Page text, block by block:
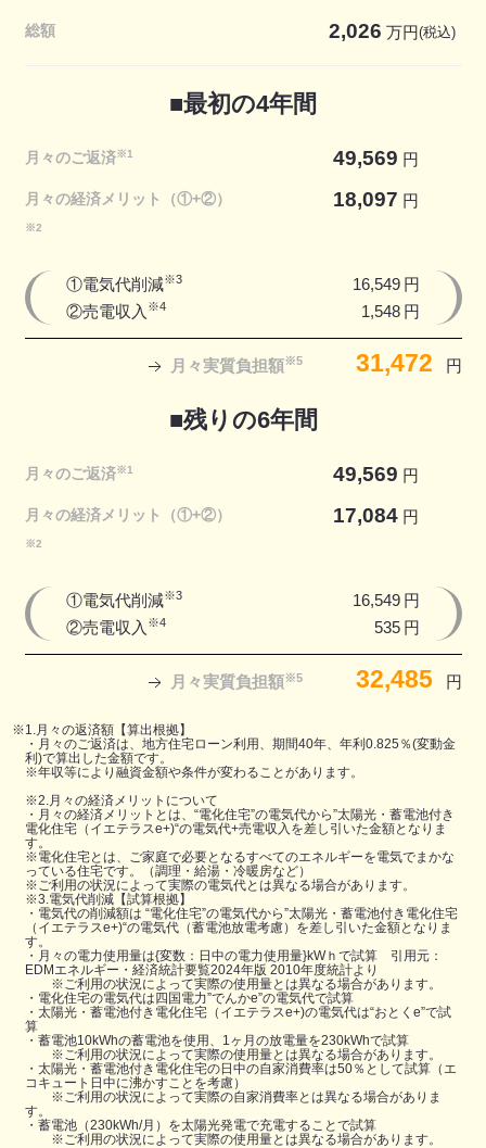
総額 2,026 万円
■最初の4年間
月々のご返済※1 49,569 円
月々の経済メリット（①+②）
※2
18,097 円
①電気代削減※3 16,549 円
②売電収入 ※4 1,548 円
月々実質負担額※5 31,472 円
■残りの6年間
月々のご返済※1 49,569 円
月々の経済メリット（①+②）
※2
17,084 円
①電気代削減※3 16,549 円
②売電収入 ※4 535 円
月々実質負担額※5 32,485 円
※1.月々の返済額【算出根拠】
・月々のご返済は、地方住宅ローン利用、期間40年、年利0.825％(変動金
利)で算出した金額です。
※年収等により融資金額や条件が変わることがあります。
※2.月々の経済メリットについて
・月々の経済メリットとは、“電化住宅”の電気代から”太陽光・蓄電池付き
電化住宅（イエテラスe+)“の電気代+売電収入を差し引いた金額となりま
す。
※電化住宅とは、ご家庭で必要となるすべてのエネルギーを電気でまかな
っている住宅です。（調理・給湯・冷暖房など）
※ご利用の状況によって実際の電気代とは異なる場合があります。
※3.電気代削減【試算根拠】
・電気代の削減額は “電化住宅”の電気代から”太陽光・蓄電池付き電化住宅
（イエテラスe+)“の電気代（蓄電池放電考慮）を差し引いた金額となりま
す。
・月々の電力使用量は{変数：日中の電力使用量}kWｈで試算 引用元：
EDMエネルギー・経済統計要覧2024年版 2010年度統計より
※ご利用の状況によって実際の使用量とは異なる場合があります。
・電化住宅の電気代は四国電力”でんかe”の電気代で試算
・太陽光・蓄電池付き電化住宅（イエテラスe+)の電気代は“おとくe”で試
算
・蓄電池10kWhの蓄電池を使用、1ヶ月の放電量を230kWhで試算
※ご利用の状況によって実際の使用量とは異なる場合があります。
・太陽光・蓄電池付き電化住宅の日中の自家消費率は50％として試算（エ
コキュート日中に沸かすことを考慮）
※ご利用の状況によって実際の自家消費率とは異なる場合がありま
す。
・蓄電池（230kWh/月）を太陽光発電で充電することで試算
※ご利用の状況によって実際の使用量とは異なる場合があります。